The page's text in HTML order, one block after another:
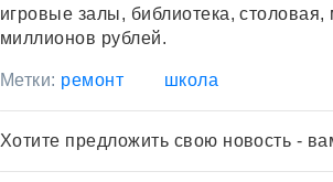
игровые залы, библиотека,
миллионов рублей.
Метки: ремонт школа
Хотите предложить свою новость -